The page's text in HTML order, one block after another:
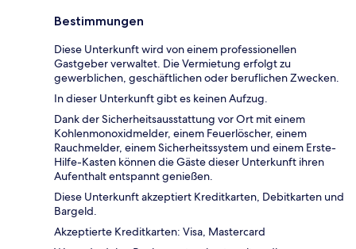
Bestimmungen
Diese Unterkunft wird von einem professionellen
Gastgeber verwaltet. Die Vermietung erfolgt zu
gewerblichen, geschäftlichen oder beruflichen Zwecken.
In dieser Unterkunft gibt es keinen Aufzug.
Dank der Sicherheitsausstattung vor Ort mit einem
Kohlenmonoxidmelder, einem Feuerlöscher, einem
Rauchmelder, einem Sicherheitssystem und einem Erste-
Hilfe-Kasten können die Gäste dieser Unterkunft ihren
Aufenthalt entspannt genießen.
Diese Unterkunft akzeptiert Kreditkarten, Debitkarten und
Bargeld.
Akzeptierte Kreditkarten: Visa, Mastercard